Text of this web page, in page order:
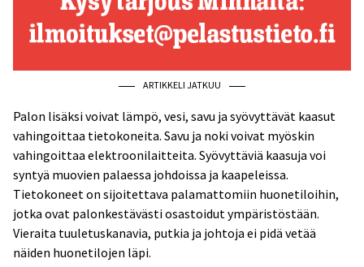
ARTIKKELI JATKUU
Palon lisäksi voivat lämpö, vesi, savu ja syövyttävät kaasut
vahingoittaa tietokoneita. Savu ja noki voivat myöskin
vahingoittaa elektroonilaitteita. Syövyttäviä kaasuja voi
syntyä muovien palaessa johdoissa ja kaapeleissa.
Tietokoneet on sijoitettava palamattomiin huonetiloihin,
jotka ovat palonkestävästi osastoidut ympäristöstään.
Vieraita tuuletuskanavia, putkia ja johtoja ei pidä vetää
näiden huonetilojen läpi.